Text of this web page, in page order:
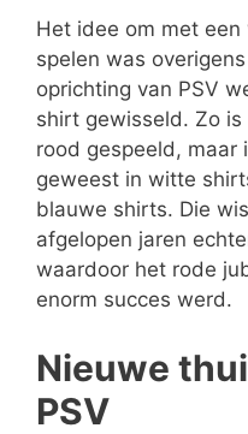
Het idee om met
spelen was
oprichting van PSV
shirt gewisseld. Zo
rood gespeeld, maar
geweest in witte
blauwe shirts. Die
afgelopen jaren
waardoor het rode
enorm succes werd.
Nieuwe
PSV